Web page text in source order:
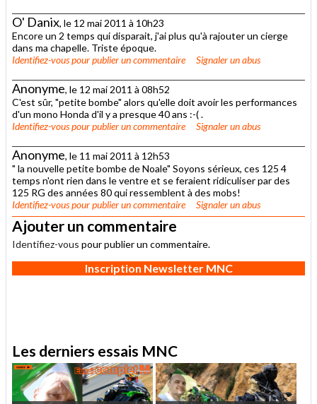
O' Danix, le 12 mai 2011 à 10h23
Encore un 2 temps qui disparait, j'ai plus qu'à rajouter un cierge
dans ma chapelle. Triste époque.
Identifiez-vouspour publier un commentaire Signaler un abus
Anonyme, le 12 mai 2011 à 08h52
C'est sûr, "petite bombe" alors qu'elle doit avoir les performances
d'un mono Honda d'il y a presque 40 ans :-( .
Identifiez-vouspour publier un commentaire Signaler un abus
Anonyme, le 11 mai 2011 à 12h53
" la nouvelle petite bombe de Noale" Soyons sérieux, ces 125 4
temps n'ont rien dans le ventre et se feraient ridiculiser par des
125 RG des années 80 qui ressemblent à des mobs!
Identifiez-vouspour publier un commentaire Signaler un abus
Ajouter un commentaire
Identifiez-vous pour publier un commentaire.
Inscription Newsletter MNC
Les derniers essais MNC